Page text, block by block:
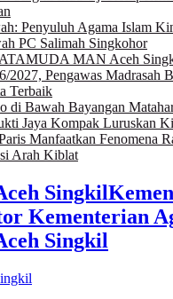
Penyuluh Agama Islam
PC Salimah Singkohor
MAN Aceh
2027, Pengawas Madrasah
Terbaik
di Bawah Bayangan
Jaya Kompak Luruskan
Manfaatkan Fenomena
Arah Kiblat
Kementerian
Singkil